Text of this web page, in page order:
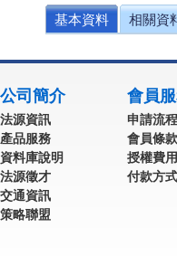
基本資料 相關資
公司簡介
法源資訊
產品服務
資料庫說明
法源徵才
交通資訊
策略聯盟
會員
申請流程
會員條款
授權費用
付款方式